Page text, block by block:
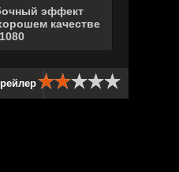
эффект
качестве